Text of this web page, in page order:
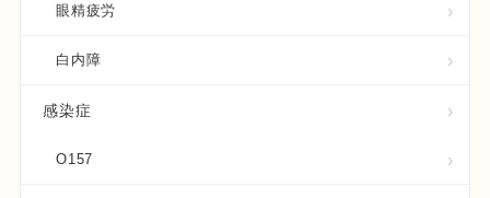
眼精疲労
白内障
感染症
O157